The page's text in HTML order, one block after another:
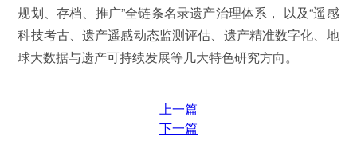
规划、存档、推广”全链条名录遗产治理体系， 以及“遥感
科技考古、遗产遥感动态监测评估、遗产精准数字化、地
球大数据与遗产可持续发展等几大特色研究方向。
上一篇
下一篇